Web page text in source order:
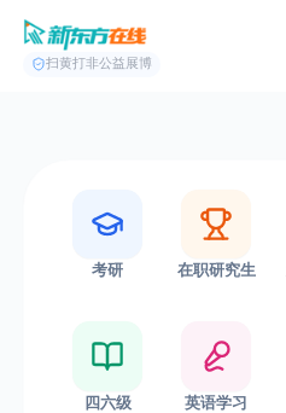
扫黄打非公益展博
考研 在职研究生
四六级 英语学习